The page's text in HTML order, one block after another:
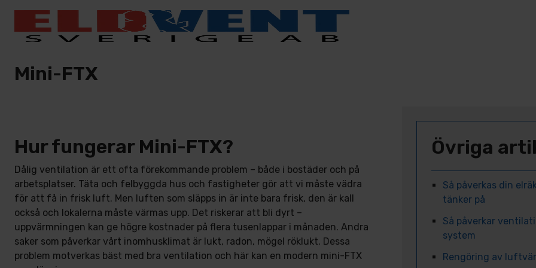
Mini-FTX
Hur fungerar Mini-FTX?
Dålig ventilation är ett ofta förekommande problem – både i bostäder och på
arbetsplatser. Täta och felbyggda hus och fastigheter gör att vi måste vädra
för att få in frisk luft. Men luften som släpps in är inte bara frisk, den är kall
också och lokalerna måste värmas upp. Det riskerar att bli dyrt –
uppvärmningen kan ge högre kostnader på flera tusenlappar i månaden. Andra
saker som påverkar vårt inomhusklimat är lukt, radon, mögel röklukt. Dessa
problem motverkas bäst med bra ventilation och här kan en modern mini-FTX
Övriga
Så påverkas din
tänker på
Så påverkar
system
Rengöring av